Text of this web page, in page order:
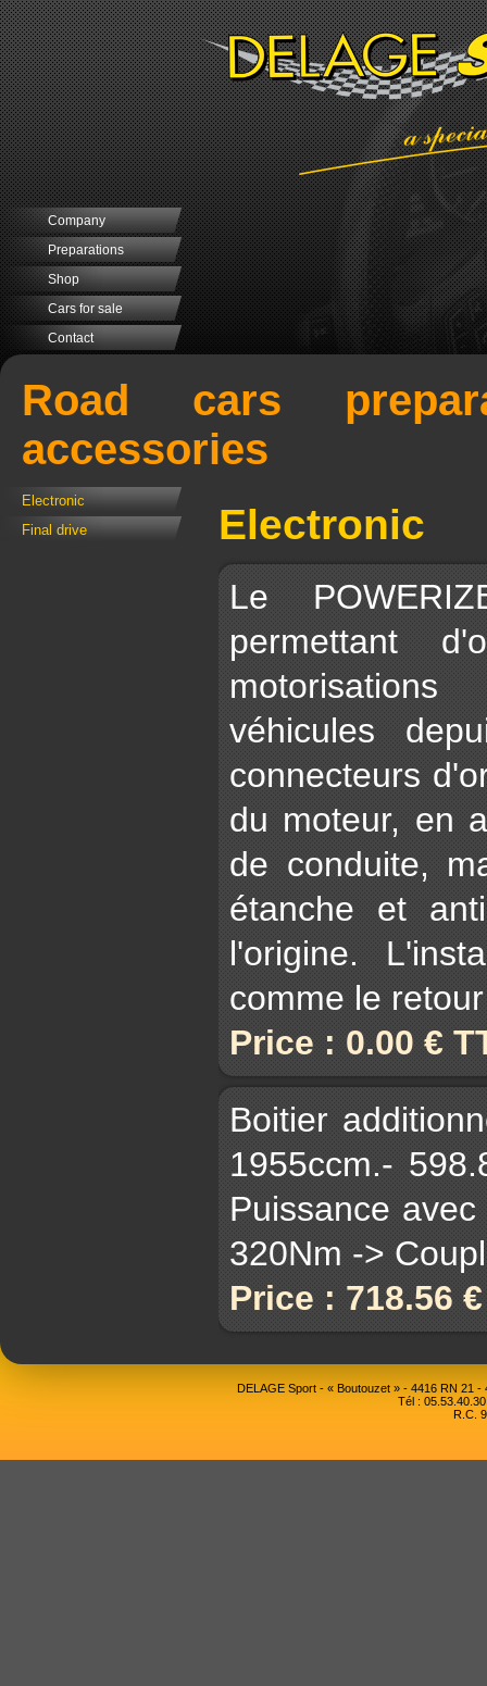
Company
Preparations
Shop
Cars for sale
Contact
Road cars
accessories
Electronic
Final drive
Electronic
Le
permettant
véhicules
connecteurs
du moteur, en
de conduite,
étanche et
l'origine.
comme le
Price : 0.00 €
Boitier
1955ccm.-
Puissance
320Nm ->
Price : 718.56
DELAGE Sport - « Boutouzet » - 4416 RN 21
Tél :
R.C.